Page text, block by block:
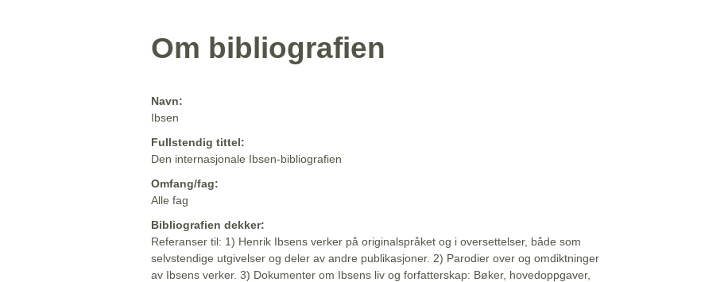
Om bibliografien
Navn:
Ibsen
Fullstendig tittel:
Den internasjonale Ibsen-bibliografien
Omfang/fag:
Alle fag
Bibliografien dekker:
Referanser til: 1) Henrik Ibsens verker på originalspråket og i oversettelser, både som
selvstendige utgivelser og deler av andre publikasjoner. 2) Parodier over og omdiktninger
av Ibsens verker. 3) Dokumenter om Ibsens liv og forfatterskap: Bøker, hovedoppgaver,